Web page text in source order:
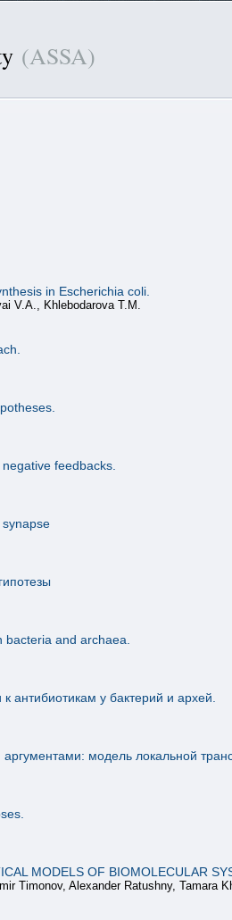
(ASSA)
in Escherichia coli.
V.A., Khlebodarova T.M.
feedbacks.
and archaea.
антибиотикам у бактерий и архей.
модель локальной
MODELS OF BIOMOLECULAR
Timonov, Alexander Ratushny, Tamara